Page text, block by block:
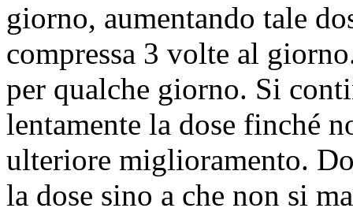
giorno, aumentando tale
compressa 3 volte al
per qualche giorno. Si
lentamente la dose finché
ulteriore miglioramento.
la dose sino a che non si